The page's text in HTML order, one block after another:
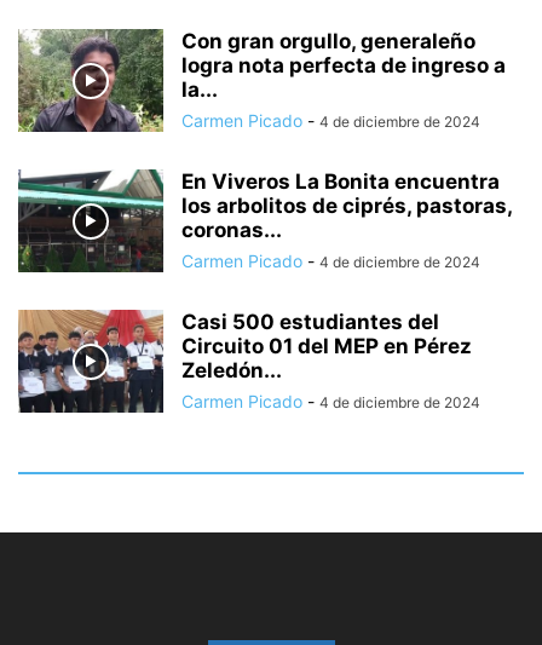
Con gran orgullo, generaleño
logra nota perfecta de ingreso a
la...
Carmen Picado - 4 de diciembre de 2024
En Viveros La Bonita encuentra
los arbolitos de ciprés, pastoras,
coronas...
Carmen Picado - 4 de diciembre de 2024
Casi 500 estudiantes del
Circuito 01 del MEP en Pérez
Zeledón...
Carmen Picado - 4 de diciembre de 2024